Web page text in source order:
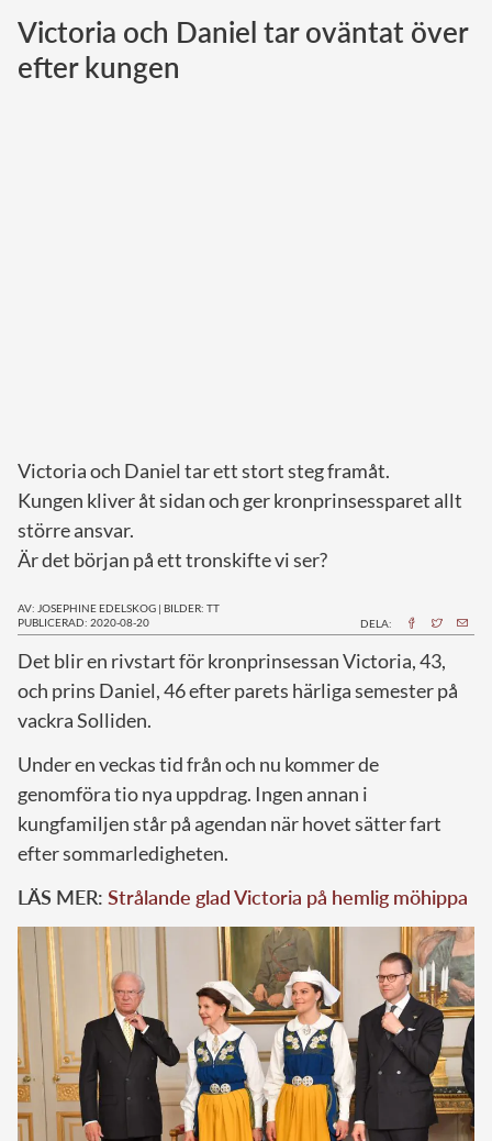
Norska kungahuset
Victoria och Daniel tar oväntat över
efter kungen
Victoria och Daniel tar ett stort steg framåt.
Kungen kliver åt sidan och ger kronprinsessparet allt
större ansvar.
Är det början på ett tronskifte vi ser?
AV: JOSEPHINE EDELSKOG | BILDER: TT
PUBLICERAD: 2020-08-20
DELA:
Det blir en rivstart för kronprinsessan Victoria, 43,
och prins Daniel, 46 efter parets härliga semester på
vackra Solliden.
Under en veckas tid från och nu kommer de
genomföra tio nya uppdrag. Ingen annan i
kungfamiljen står på agendan när hovet sätter fart
efter sommarledigheten.
LÄS MER: Strålande glad Victoria på hemlig möhippa